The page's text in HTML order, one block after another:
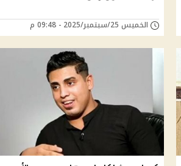
الخميس 25/سبتمبر/2025 - 09:48 م